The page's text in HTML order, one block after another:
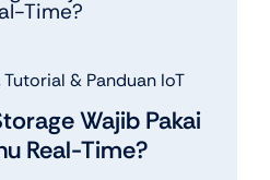
Tutorial & Panduan IoT
Wajib Pakai
Real-Time?